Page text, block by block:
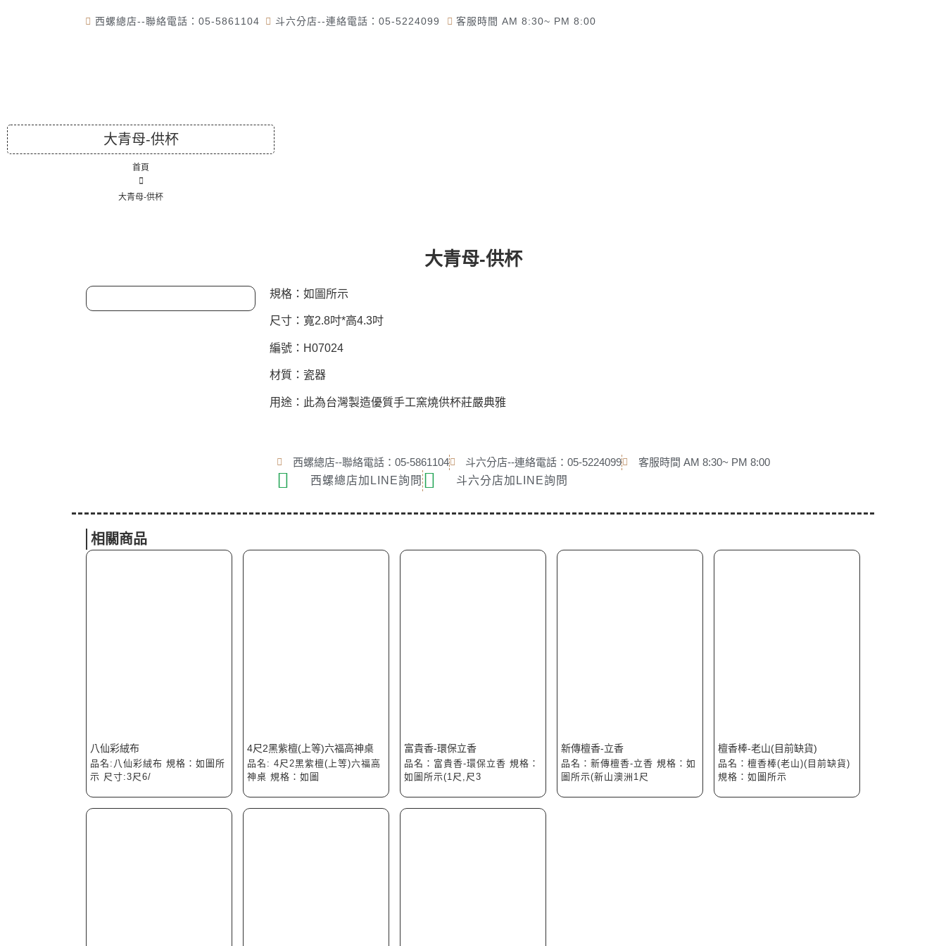
西螺總店--聯絡電話：05-5861104 斗六分店--連絡電話：05-5224099 客服時間 AM 8:30~ PM 8:00
大青母-供杯
首頁
大青母-供杯
大青母-供杯
規格：如圖所示
尺寸：寬2.8吋*高4.3吋
編號：H07024
材質：瓷器
用途：此為台灣製造優質手工窯燒供杯莊嚴典雅
西螺總店--聯絡電話：05-5861104 斗六分店--連絡電話：05-5224099
客服時間 AM 8:30~ PM 8:00
西螺總店加LINE詢問
斗六分店加LINE詢問
相關商品
八仙彩絨布
品名:八仙彩絨布 規格：如圖所
示 尺寸:3尺6/
4尺2黑紫檀(上等)六福高神桌
品名: 4尺2黑紫檀(上等)六福高
神桌 規格：如圖
富貴香-環保立香
品名：富貴香-環保立香 規格：
如圖所示(1尺,尺3
新傳檀香-立香
品名：新傳檀香-立香 規格：如
圖所示(新山澳洲1尺
檀香棒-老山(目前缺貨)
品名：檀香棒(老山)(目前缺貨)
規格：如圖所示